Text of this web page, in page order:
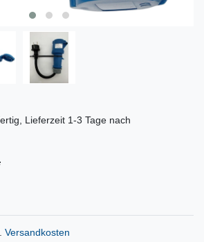
Lieferzeit 1-3 Tage nach
Versandkosten